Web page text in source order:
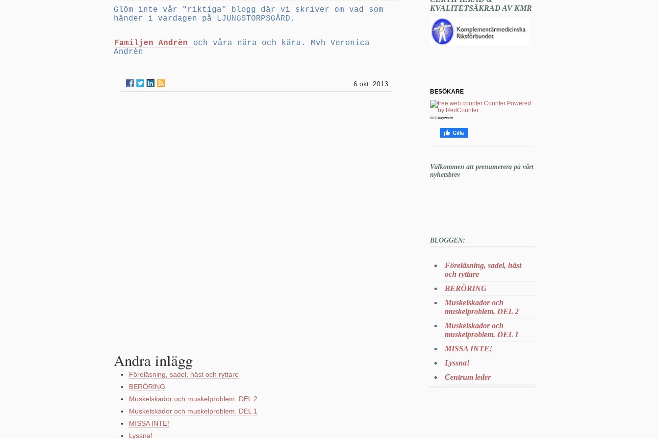
Glöm inte vår "riktiga" blogg där vi skriver om vad som
händer i vardagen på LJUNGSTORPSGÅRD.
Familjen Andrèn
och våra nära och kära. Mvh Veronica
Andrèn
6 okt. 2013
Andra inlägg
Föreläsning, sadel, häst och ryttare
BERÖRING
Muskelskador och muskelproblem. DEL 2
Muskelskador och muskelproblem. DEL 1
MISSA INTE!
Lyssna!
KVALITETSÄKRAD AV KMR
BESÖKARE
SEO keywords
Välkommen att prenumerera på vårt
nyhetsbrev
BLOGGEN:
Föreläsning, sadel, häst
och ryttare
BERÖRING
Muskelskador och
muskelproblem. DEL 2
Muskelskador och
muskelproblem. DEL 1
MISSA INTE!
Lyssna!
Centrum leder